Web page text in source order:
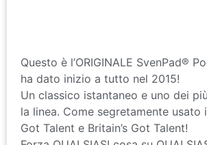
Questo è l’ORIGINALE SvenPad®
ha dato inizio a tutto nel 2015!
Un classico istantaneo e uno dei
la linea. Come segretamente usato
Got Talent e Britain’s Got Talent!
Forza QUALSIASI cosa su